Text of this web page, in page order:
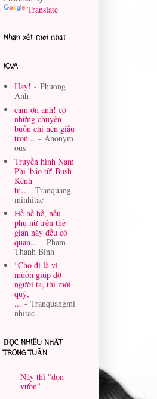
Translate
Nhận xét mới nhất
iCVA
Hay! - Phuong
Anh
cảm ơn anh! có
những chuyện
buồn chỉ nên giấu
tron... - Anonym
ous
Truyền hình Nam
Phi 'báo tử' Bush
Kênh
tr... - Tranquang
minhitac
Hề hề hề, nếu
phụ nữ trên thế
gian này đều có
quan... - Phạm
Thanh Binh
“Cho đi là vì
muốn giúp đỡ
người ta, thì mới
quý,
... - Tranquangmi
nhitac
ĐỌC NHIỀU NHẤT
TRONG TUẦN
Này thì "dọn
vườn"